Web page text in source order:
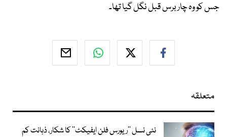
جس کو وہ چار برس قبل نگل گیا تھا۔
متعلقہ
نئی نسل ’’ریورس فلن ایفیکٹ‘‘ کا شکار، ذہانت کم